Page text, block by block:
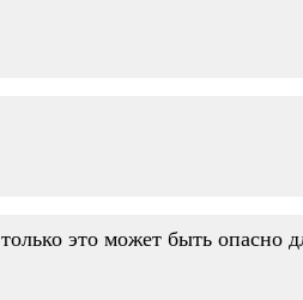
это может быть опасно